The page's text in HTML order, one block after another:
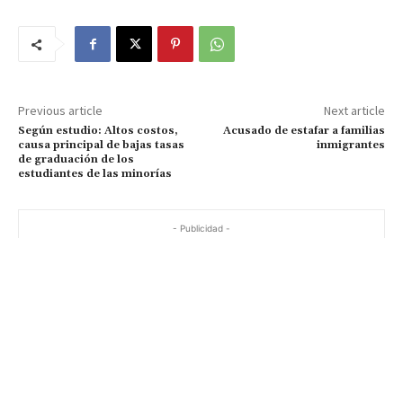
Previous article
Según estudio: Altos costos,
causa principal de bajas tasas
de graduación de los
estudiantes de las minorías
Next article
Acusado de estafar a familias
inmigrantes
- Publicidad -